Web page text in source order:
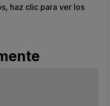
haz clic para ver los